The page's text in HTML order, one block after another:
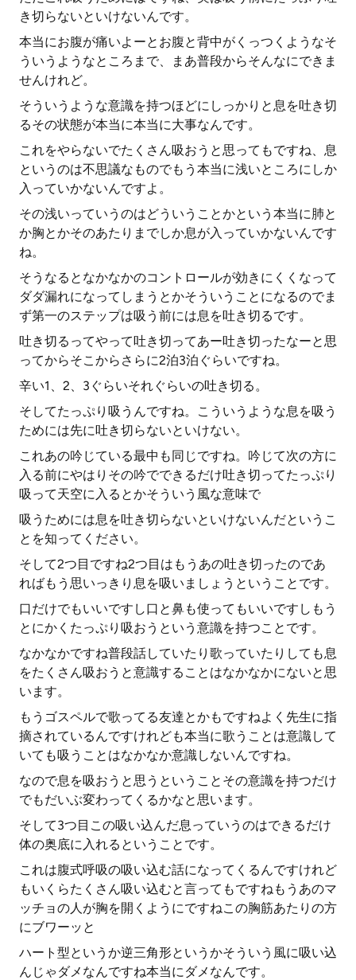
き切らないといけないんです。
本当にお腹が痛いよーとお腹と背中がくっつくようなそ
ういうようなところまで、まあ普段からそんなにできま
せんけれど。
そういうような意識を持つほどにしっかりと息を吐き切
るその状態が本当に本当に大事なんです。
これをやらないでたくさん吸おうと思ってもですね、息
というのは不思議なものでもう本当に浅いところにしか
入っていかないんですよ。
その浅いっていうのはどういうことかという本当に肺と
か胸とかそのあたりまでしか息が入っていかないんです
ね。
そうなるとなかなかのコントロールが効きにくくなって
ダダ漏れになってしまうとかそういうことになるのでま
ず第一のステップは吸う前には息を吐き切るです。
吐き切るってやって吐き切ってあー吐き切ったなーと思
ってからそこからさらに2泊3泊ぐらいですね。
辛い1、2、3ぐらいそれぐらいの吐き切る。
そしてたっぷり吸うんですね。こういうような息を吸う
ためには先に吐き切らないといけない。
これあの吟じている最中も同じですね。吟じて次の方に
入る前にやはりその吟でできるだけ吐き切ってたっぷり
吸って天空に入るとかそういう風な意味で
吸うためには息を吐き切らないといけないんだというこ
とを知ってください。
そして2つ目ですね2つ目はもうあの吐き切ったのであ
ればもう思いっきり息を吸いましょうということです。
口だけでもいいですし口と鼻も使ってもいいですしもう
とにかくたっぷり吸おうという意識を持つことです。
なかなかですね普段話していたり歌っていたりしても息
をたくさん吸おうと意識することはなかなかにないと思
います。
もうゴスペルで歌ってる友達とかもですねよく先生に指
摘されているんですけれども本当に歌うことは意識して
いても吸うことはなかなか意識しないんですね。
なので息を吸おうと思うということその意識を持つだけ
でもだいぶ変わってくるかなと思います。
そして3つ目この吸い込んだ息っていうのはできるだけ
体の奥底に入れるということです。
これは腹式呼吸の吸い込む話になってくるんですけれど
もいくらたくさん吸い込むと言ってもですねもうあのマ
ッチョの人が胸を開くようにですねこの胸筋あたりの方
にブワーッと
ハート型というか逆三角形というかそういう風に吸い込
んじゃダメなんですね本当にダメなんです。